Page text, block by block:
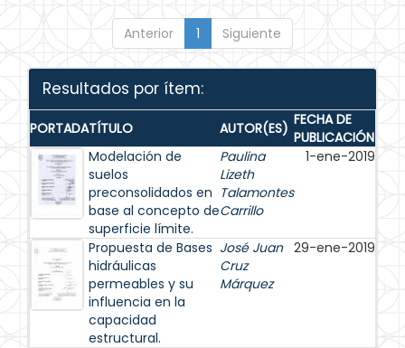
Anterior 1 Siguiente
Resultados por ítem:
PORTADATÍTULO AUTOR(ES) FECHA DE
PUBLICACIÓN
Modelación de
suelos
preconsolidados en
base al concepto de
superficie límite.
Paulina
Lizeth
Talamontes
Carrillo
1-ene-2019
Propuesta de Bases
hidráulicas
permeables y su
influencia en la
capacidad
estructural.
José Juan
Cruz
Márquez
29-ene-2019